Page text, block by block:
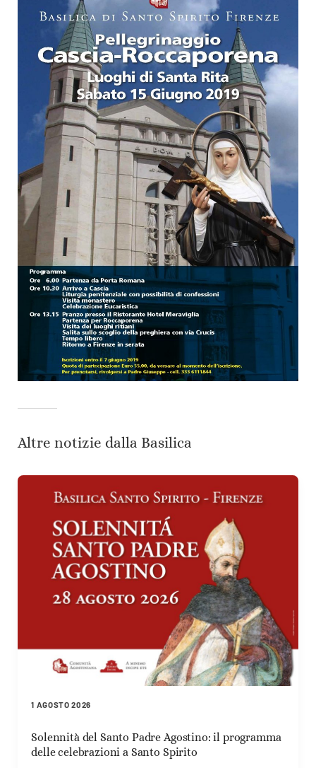
Altre notizie dalla Basilica
1 AGOSTO 2026
Solennità del Santo Padre Agostino: il programma
delle celebrazioni a Santo Spirito